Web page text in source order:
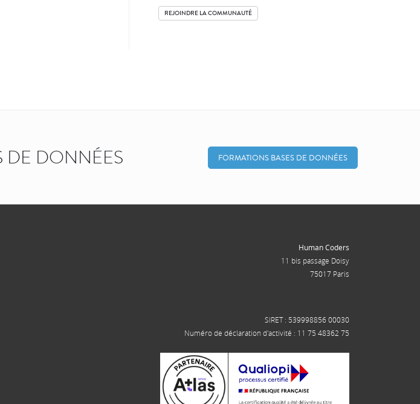
REJOINDRE LA COMMUNAUTÉ
DE DONNÉES FORMATIONS BASES DE DONNÉES
Human Coders
11 bis passage Doisy
75017 Paris
SIRET : 539998856 00030
Numéro de déclaration d'activité : 11 75 48362 75